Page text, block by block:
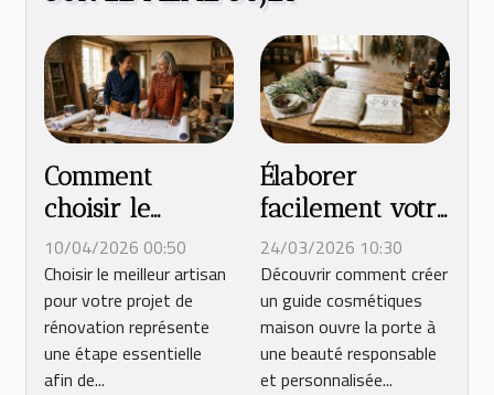
Comment
choisir le
meilleur artisan
pour votre
projet de
rénovation ?
10/04/2026 00:50
Choisir le meilleur artisan
pour votre projet de
rénovation représente
une étape essentielle
afin de...
Élaborer
facilement votre
guide
cosmétiques
maison pour
une beauté
durable
24/03/2026 10:30
Découvrir comment créer
un guide cosmétiques
maison ouvre la porte à
une beauté responsable
et personnalisée...